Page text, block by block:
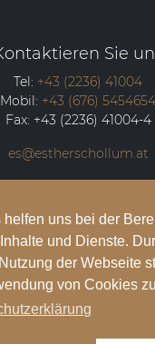
helfen uns bei der
und Dienste.
der Webseite
von Cookies
Sie
Tel: +43 (2236) 41004
Mobil: +43 (676) 5454654
Fax: +43 (2236) 41004-4
es@estherschollum.at
2340 Mödling